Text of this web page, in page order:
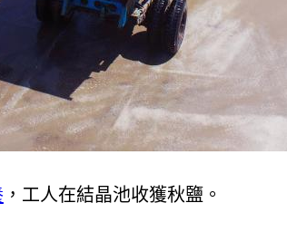
，工人在結晶池收獲秋鹽。